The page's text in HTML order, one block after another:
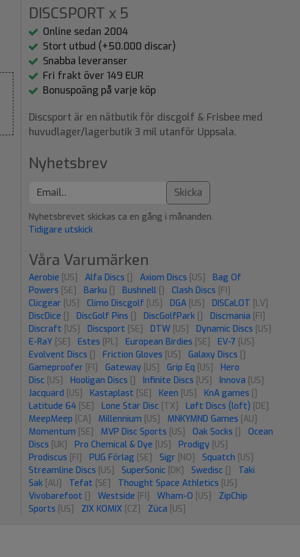
DISCSPORT x 5
Online sedan 2004
Stort utbud (+50.000 discar)
Snabba leveranser
Fri frakt över 149 EUR
Bonuspoäng på varje köp
Discsport är en nätbutik för discgolf & Frisbee med
huvudlager/lagerbutik 3 mil utanför Uppsala.
Nyhetsbrev
Skicka
Nyhetsbrevet skickas ca en gång i månanden.
Tidigare utskick
Våra Varumärken
Aerobie [US] Alfa Discs [] Axiom Discs [US]
Bag Of
Powers [SE] Barku [] Bushnell [] Clash Discs [FI]
Clicgear [US] Climo Discgolf [US] DGA [US] DISCaLOT [LV]
DiscDice [] DiscGolf Pins [] DiscGolfPark [] Discmania [FI]
Discraft [US] Discsport [SE] DTW [US] Dynamic Discs [US]
E-RaY [SE] Estes [PL] European Birdies [SE] EV-7 [US]
Evolvent Discs [] Friction Gloves [US] Galaxy Discs []
Gameproofer [FI] Gateway [US] Grip Eq [US]
Hero
Disc [US] Hooligan Discs [] Infinite Discs [US] Innova [US]
Jacquard [US] Kastaplast [SE] Keen [US] KnA games []
Latitude 64 [SE] Lone Star Disc [TX] Løft Discs (loft) [DE]
MeepMeep [CA] Millennium [US] MNKYMND Games [AU]
Momentum [SE] MVP Disc Sports [US] Oak Socks []
Ocean
Discs [UK] Pro Chemical & Dye [US] Prodigy [US]
Prodiscus [FI] PUG Förlag [SE] Sigr [NO] Squatch [US]
Streamline Discs [US] SuperSonic [DK] Swedisc []
Taki
Sak [AU] Tefat [SE] Thought Space Athletics [US]
Vivobarefoot [] Westside [FI] Wham-O [US]
ZipChip
Sports [US] ZIX KOMIX [CZ] Züca [US]